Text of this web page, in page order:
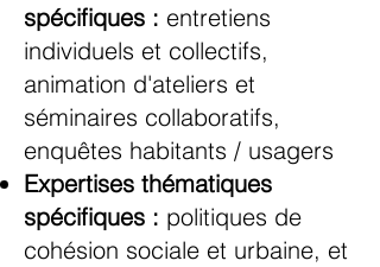
spécifiques : entretiens
individuels et collectifs,
animation d'ateliers et
séminaires collaboratifs,
enquêtes habitants / usagers
Expertises thématiques
spécifiques : politiques de
cohésion sociale et urbaine, et